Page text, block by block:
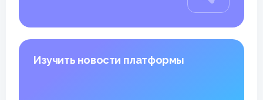
Изучить новости платформы